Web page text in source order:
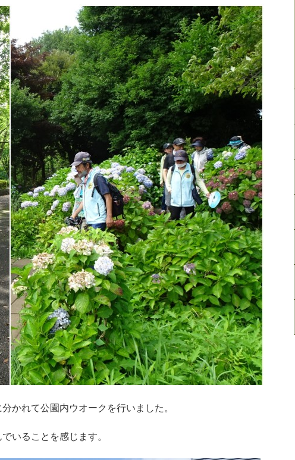
かれて公園内ウオークを行いました。
いることを感じます。